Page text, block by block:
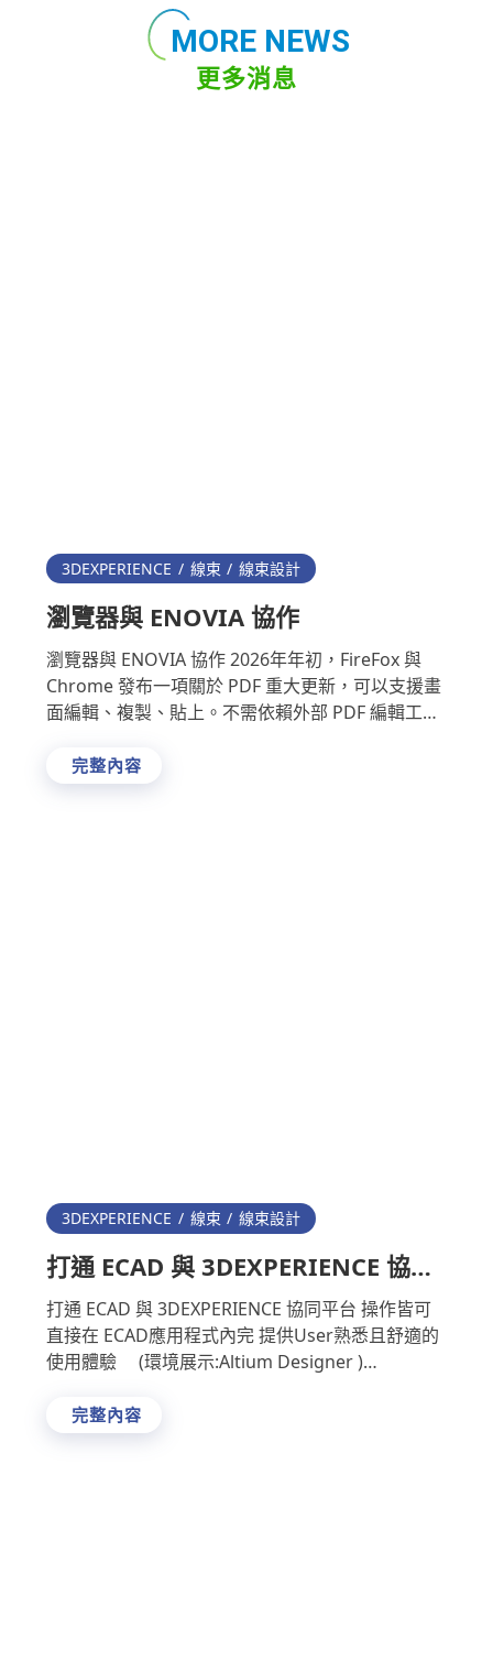
MORE NEWS
更多消息
3DEXPERIENCE 線束 線束設計
瀏覽器與 ENOVIA 協作
瀏覽器與 ENOVIA 協作 2026年年初，FireFox 與
Chrome 發布一項關於 PDF 重大更新，可以支援畫
面編輯、複製、貼上。不需依賴外部 PDF 編輯工
完整內容
3DEXPERIENCE 線束 線束設計
打通 ECAD 與 3DEXPERIENCE 協同
平台
打通 ECAD 與 3DEXPERIENCE 協同平台 操作皆可
直接在 ECAD應用程式內完 提供User熟悉且舒適的
使用體驗 (環境展示:Altium Designer )
完整內容